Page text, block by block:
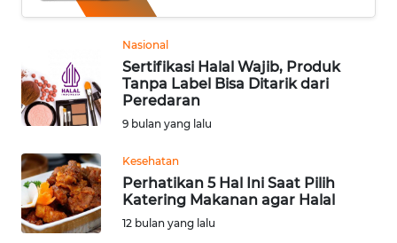
Nasional
Sertifikasi Halal Wajib, Produk
Tanpa Label Bisa Ditarik dari
Peredaran
9 bulan yang lalu
Kesehatan
Perhatikan 5 Hal Ini Saat Pilih
Katering Makanan agar Halal
12 bulan yang lalu
TOKOH
OPINI
Informasi
INDEKS
BERITA
KONTAK